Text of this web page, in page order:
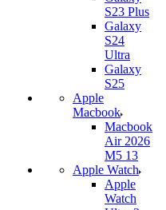
S23 Plus
Galaxy
S24
Ultra
Galaxy
S25
Apple
Macbook
Macbook
Air 2026
M5 13
Apple Watch
Apple
Watch